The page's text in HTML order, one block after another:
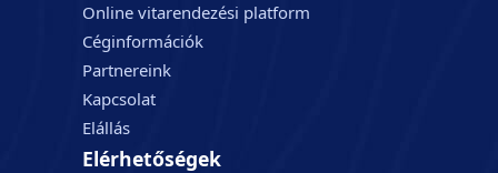
Online vitarendezési platform
Céginformációk
Partnereink
Kapcsolat
Elállás
Elérhetőségek